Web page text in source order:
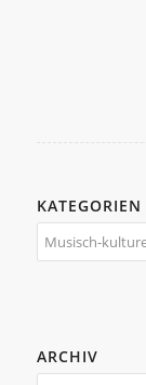
KATEGORIEN
Kategorien
ARCHIV